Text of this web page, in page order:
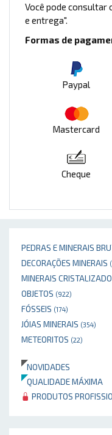
PEDRAS E MINERAIS
DECORAÇÕES MINERAIS
MINERAIS
OBJETOS (922)
FÓSSEIS (174)
JÓIAS MINERAIS (354)
METEORITOS (22)
NOVIDADES
QUALIDADE MÁXIMA
PRODUTOS
Você pode consultar
e entrega".
Formas de
Paypal
Mastercard
Cheque